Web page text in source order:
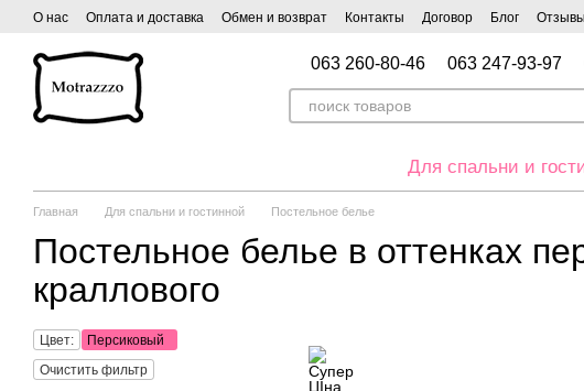
Перейти к основному контенту
О нас Оплата и доставка Обмен и возврат Контакты Договор Блог
063 260-80-46 063 247-93-97
Для спальни и
Главная Для спальни и гостинной Постельное белье
Постельное белье в оттенках
краллового
Цвет:
Персиковый
Очистить фильтр